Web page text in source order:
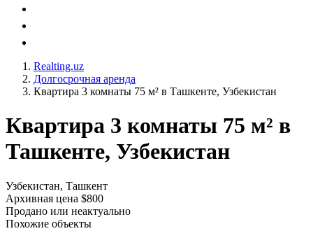
Realting.uz
Долгосрочная аренда
Квартира 3 комнаты 75 м² в Ташкенте, Узбекистан
Квартира 3 комнаты 75 м² в
Ташкенте, Узбекистан
Узбекистан, Ташкент
Архивная цена $800
Продано или неактуально
Похожие объекты